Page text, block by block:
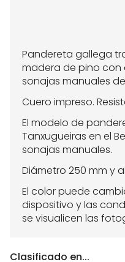
Pandereta gallega
madera de pino con
sonajas manuales
Cuero impreso.
El modelo de
Tanxugueiras en el
sonajas manuales.
Diámetro 250 mm y
El color puede
dispositivo y las
se visualicen las
Clasificado en...